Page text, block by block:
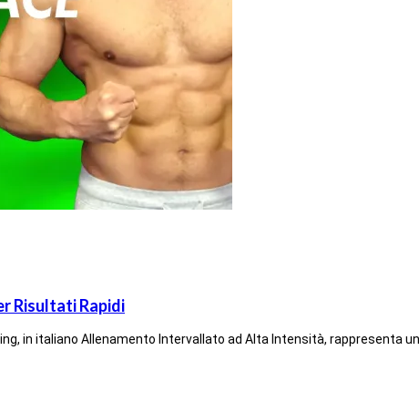
Risultati Rapidi
in italiano Allenamento Intervallato ad Alta Intensità, rappresenta